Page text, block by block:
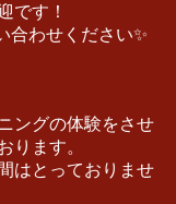
です！
合わせください✨
ングの体験をさせ
ります。
はとっておりませ